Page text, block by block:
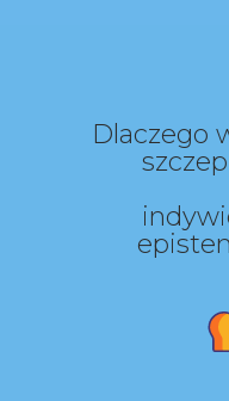
Dlaczego